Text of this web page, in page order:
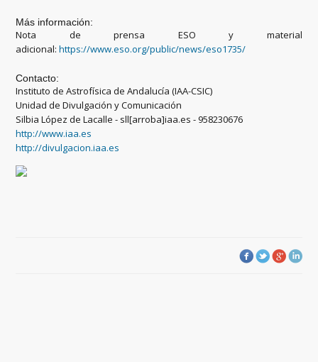
Más información:
Nota de prensa ESO y material
adicional:https://www.eso.org/public/news/eso1735/
Contacto:
Instituto de Astrofísica de Andalucía (IAA-CSIC)
Unidad de Divulgación y Comunicación
Silbia López de Lacalle - sll[arroba]iaa.es - 958230676
http://www.iaa.es
http://divulgacion.iaa.es